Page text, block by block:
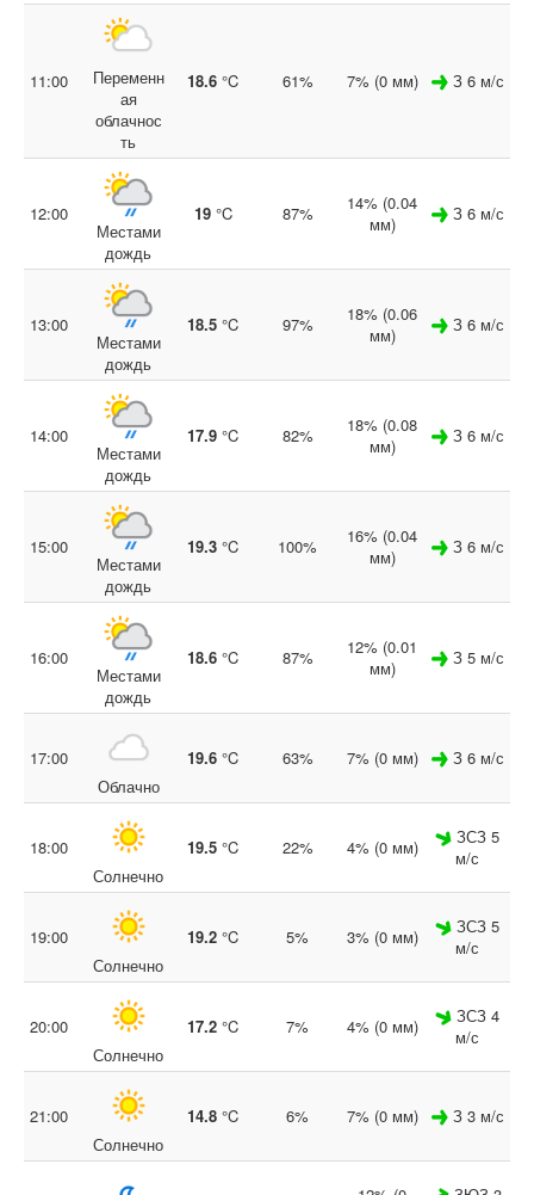
11:00
Переменн
ая
облачнос
ть
18.6 °C 61% 7% (0 мм) З 6 м/с
12:00
Местами
дождь
19°C 87%
14% (0.04
мм)
З 6 м/с
13:00
Местами
дождь
18.5 °C 97%
18% (0.06
мм)
З 6 м/с
14:00
Местами
дождь
17.9 °C 82%
18% (0.08
мм)
З 6 м/с
15:00
Местами
дождь
19.3 °C 100%
16% (0.04
мм)
З 6 м/с
16:00
Местами
дождь
18.6 °C 87%
12% (0.01
мм)
З 5 м/с
17:00
Облачно
19.6 °C 63% 7% (0 мм) З 6 м/с
18:00
Солнечно
19.5 °C 22% 4% (0 мм)
ЗСЗ 5
м/с
19:00
Солнечно
19.2 °C 5% 3% (0 мм)
ЗСЗ 5
м/с
20:00
Солнечно
17.2 °C 7% 4% (0 мм)
ЗСЗ 4
м/с
21:00
Солнечно
14.8 °C 6% 7% (0 мм) З 3 м/с